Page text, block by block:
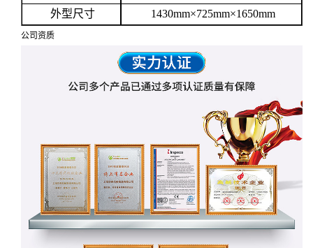
外型尺寸
1430mm×725mm×1650mm
公司资质